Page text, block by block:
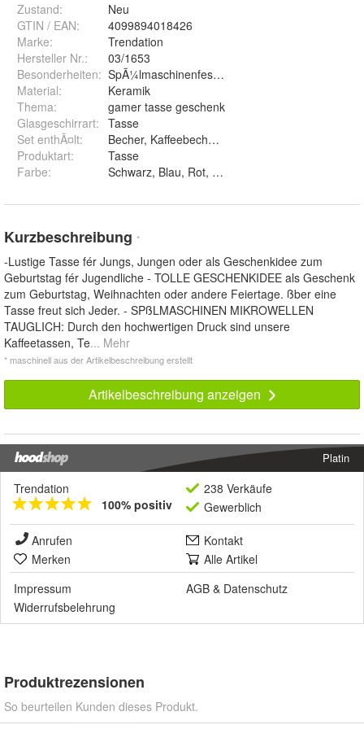
Zustand:
Neu
GTIN / EAN:
4099894018426
Marke:
Trendation
Hersteller Nr.:
03/1653
Besonderheiten: SpÃ¼lmaschinenfest, Mikrowellengeeignet,
Material:
Keramik
Thema:
gamer tasse geschenk
Glasgeschirrart: Tasse
Set enthÃ¤lt:
Becher, Kaffeebecher, Tasse, Kaffeetasse
Produktart:
Tasse
Farbe:
Kurzbeschreibung *
-Lustige Tasse fér Jungs, Jungen oder als Geschenkidee zum
Geburtstag fér Jugendliche - TOLLE GESCHENKIDEE als Geschenk
zum Geburtstag, Weihnachten oder andere Feiertage. ßber eine
Tasse freut sich Jeder. - SPßLMASCHINEN MIKROWELLEN
TAUGLICH: Durch den hochwertigen Druck sind unsere
Kaffeetassen, Te... Mehr
* maschinell aus der Artikelbeschreibung erstellt
Artikelbeschreibung anzeigen
Platin
Trendation
100% positiv
238 Verkäufe
Gewerblich
Anrufen
Kontakt
Merken
Alle Artikel
Impressum
AGB & Datenschutz
Widerrufsbelehrung
Produktrezensionen
So beurteilen Kunden dieses Produkt.